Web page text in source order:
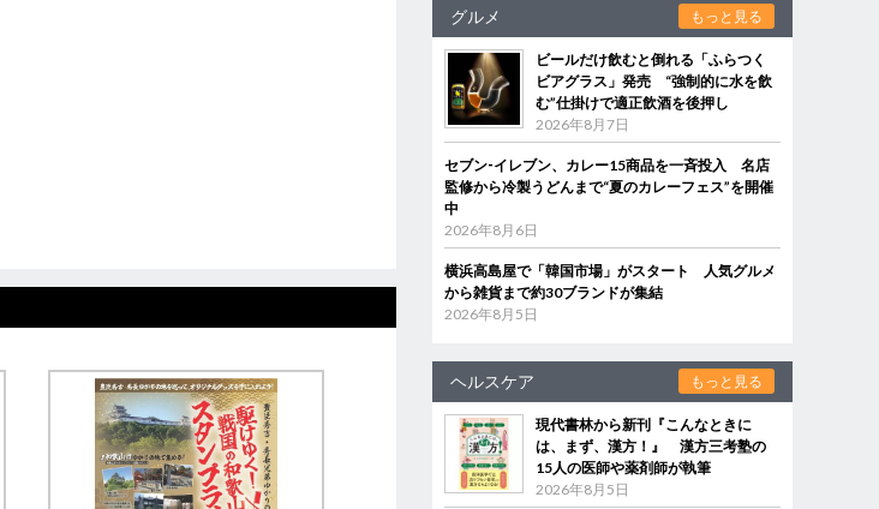
グルメ もっと見る
ビールだけ飲むと倒れる「ふらつく
ビアグラス」発売 “強制的に水を飲
む”仕掛けで適正飲酒を後押し
2026年8月7日
セブン‐イレブン、カレー15商品を一斉投入 名店
監修から冷製うどんまで“夏のカレーフェス”を開催
中
2026年8月6日
横浜高島屋で「韓国市場」がスタート 人気グルメ
から雑貨まで約30ブランドが集結
2026年8月5日
ヘルスケア もっと見る
現代書林から新刊『こんなときに
は、まず、漢方！』 漢方三考塾の
15人の医師や薬剤師が執筆
2026年8月5日